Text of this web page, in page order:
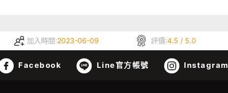
加入時間:2023-06-09 評價:4.5 / 5.0
Facebook Line官方帳號 Instagram